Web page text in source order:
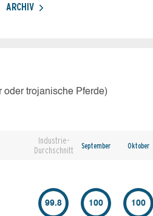
ARCHIV
oder trojanische Pferde)
Industrie-
Durchschnitt
September Oktober
99.8 100 100